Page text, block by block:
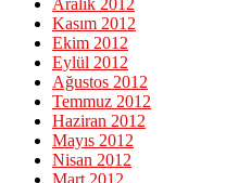
Aralık 2012
Kasım 2012
Ekim 2012
Eylül 2012
Ağustos 2012
Temmuz 2012
Haziran 2012
Mayıs 2012
Nisan 2012